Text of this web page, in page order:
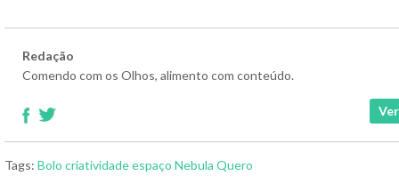
Redação
Comendo com os Olhos, alimento com conteúdo.
Tags: Bolo criatividadeespaço Nebula Quero